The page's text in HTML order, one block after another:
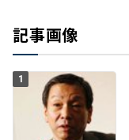
記事画像
1